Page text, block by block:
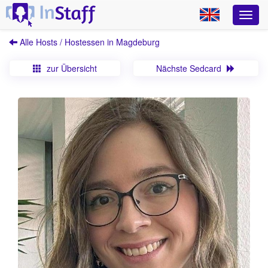
Alle Hosts / Hostessen in Magdeburg
zur Übersicht Nächste Sedcard